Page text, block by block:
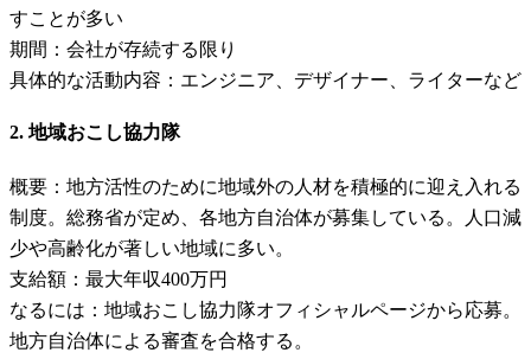
すことが多い
期間：会社が存続する限り
具体的な活動内容：エンジニア、デザイナー、ライターなど
2. 地域おこし協力隊
概要：地方活性のために地域外の人材を積極的に迎え入れる
制度。総務省が定め、各地方自治体が募集している。人口減
少や高齢化が著しい地域に多い。
支給額：最大年収400万円
なるには：地域おこし協力隊オフィシャルページから応募。
地方自治体による審査を合格する。